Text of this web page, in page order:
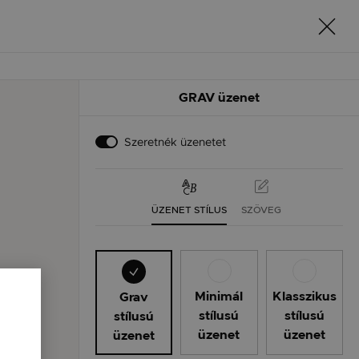
GRAV üzenet
Szeretnék üzenetet
ÜZENET STÍLUS SZÖVEG
Grav
stílusú
üzenet
Minimál
stílusú
üzenet
Klasszikus
stílusú
üzenet